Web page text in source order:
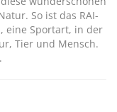
So ist das RAI-
eine Sportart, in der
Tier und Mensch.